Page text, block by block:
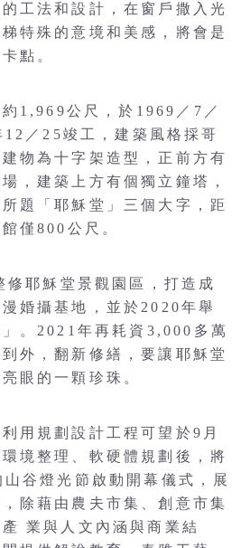
工法和設計，在窗戶撒入光
特殊的意境和美感，將會是
點。
1,969公尺，於1969／7／
／25竣工，建築風格採哥
物為十字架造型，正前方有
，建築上方有個獨立鐘塔，
題「耶穌堂」三個大字，距
僅800公尺。
修耶穌堂景觀園區，打造成
婚攝基地，並於2020年舉
。2021年再耗資3,000多萬
外，翻新修繕，要讓耶穌堂
眼的一顆珍珠。
用規劃設計工程可望於9月
境整理、軟硬體規劃後，將
谷燈光節啟動開幕儀式，展
除藉由農夫市集、創意市集
業與人文內涵與商業結